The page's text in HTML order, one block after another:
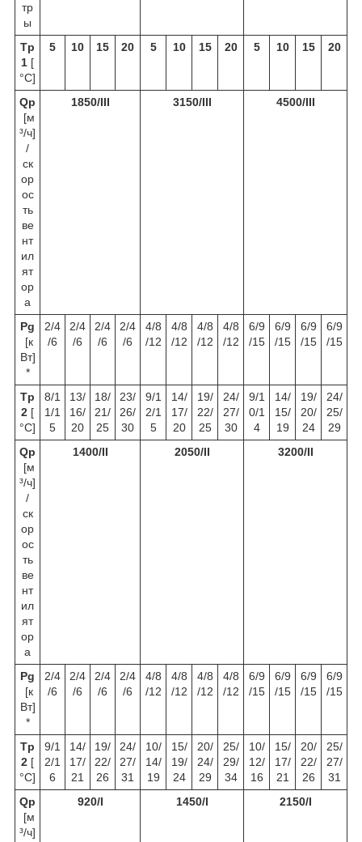
тр
ы
Tp
1 [
°C]
5 10 15 20 5 10 15 20 5 10 15 20
Qp
[м
³/ч]
/
ск
ор
ос
ть
ве
нт
ил
ят
ор
а
1850/III 3150/III 4500/III
Pg
[к
Вт]
*
2/4
/6
2/4
/6
2/4
/6
2/4
/6
4/8
/12
4/8
/12
4/8
/12
4/8
/12
6/9
/15
6/9
/15
6/9
/15
6/9
/15
Tp
2 [
°C]
8/1
1/1
5
13/
16/
20
18/
21/
25
23/
26/
30
9/1
2/1
5
14/
17/
20
19/
22/
25
24/
27/
30
9/1
0/1
4
14/
15/
19
19/
20/
24
24/
25/
29
Qp
[м
³/ч]
/
ск
ор
ос
ть
ве
нт
ил
ят
ор
а
1400/II 2050/II 3200/II
Pg
[к
Вт]
*
2/4
/6
2/4
/6
2/4
/6
2/4
/6
4/8
/12
4/8
/12
4/8
/12
4/8
/12
6/9
/15
6/9
/15
6/9
/15
6/9
/15
Tp
2 [
°C]
9/1
2/1
6
14/
17/
21
19/
22/
26
24/
27/
31
10/
14/
19
15/
19/
24
20/
24/
29
25/
29/
34
10/
12/
16
15/
17/
21
20/
22/
26
25/
27/
31
Qp
[м
³/ч]
920/I 1450/I 2150/I